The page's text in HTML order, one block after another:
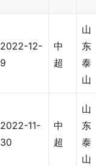
2022-12-
9
中
超
山
东
泰
山
2022-11-
30
中
超
山
东
泰
山